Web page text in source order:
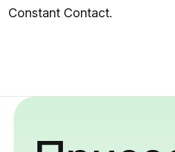
Constant Contact.